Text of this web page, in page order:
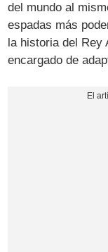
del mundo al
espadas más
la historia del Rey
encargado de